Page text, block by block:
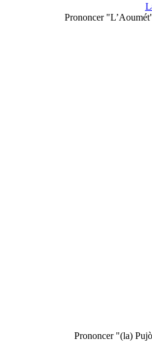
Prononcer
Prononcer "(la)